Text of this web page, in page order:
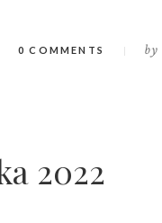
0 COMMENTS by
2022